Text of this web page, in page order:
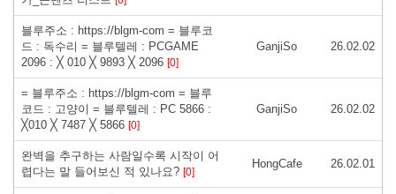
블루주소 : https://blgm-com = 블루코
드 : 독수리 = 블루텔레 : PCGAME
2096 : ╳ 010 ╳ 9893 ╳ 2096 [0]
GanjiSo 26.02.02
= 블루주소 : https://blgm-com = 블루
코드 : 고양이 = 블루텔레 : PC 5866 :
╳010 ╳ 7487 ╳ 5866 [0]
GanjiSo 26.02.02
완벽을 추구하는 사람일수록 시작이 어
렵다는 말 들어보신 적 있나요? [0]
HongCafe 26.02.01